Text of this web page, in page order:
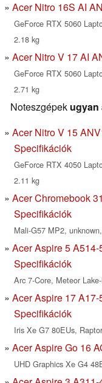
Acer Nitro 16S AI
GeForce RTX 5060
2.18 kg
Acer Nitro V 17 AI
GeForce RTX 5060
2.71 kg
Noteszgépek ugyan
Acer Nitro V 15
Specifikációk
GeForce RTX 4050
2.11 kg
Acer Chromebook
Specifikációk
Mali-G57 MP2,
Acer Aspire 5
Specifikációk
Arc 7-Core, Meteor
Acer Aspire 17
Specifikációk
Iris Xe G7 80EUs,
Acer Aspire Go 16
UHD Graphics Xe G4